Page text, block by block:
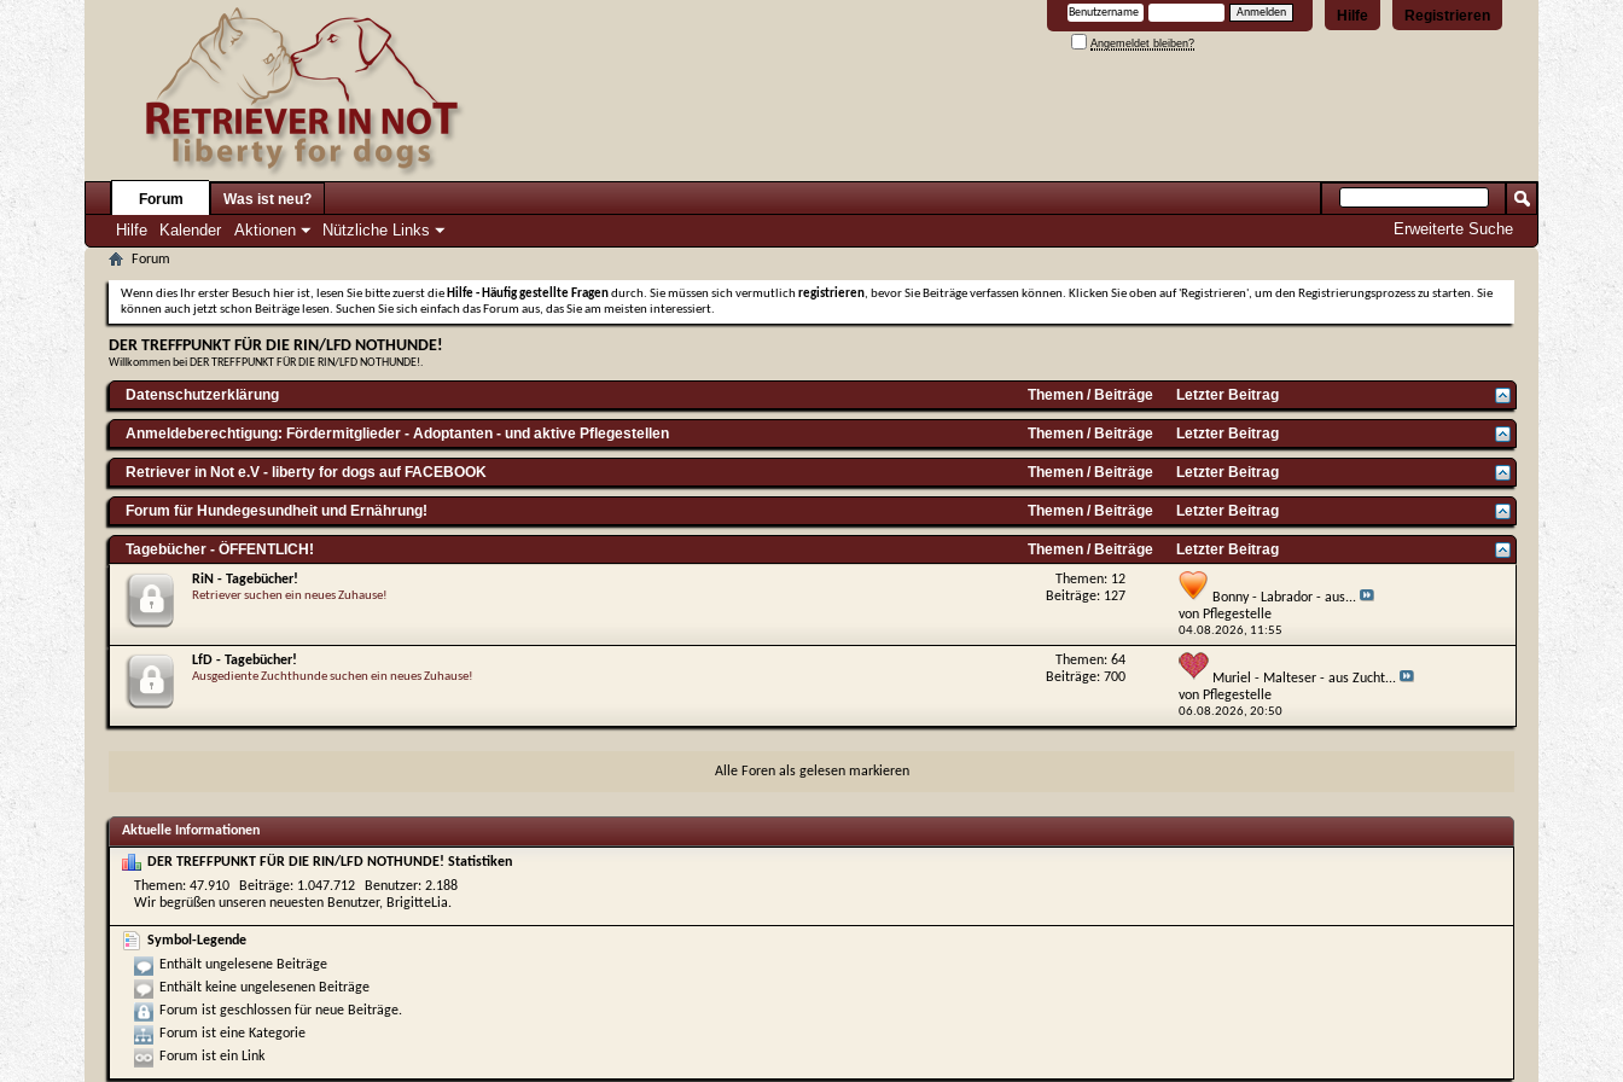
Registrieren
Hilfe
Angemeldet bleiben?
Forum
Hilfe Kalender Aktionen Nützliche Links
Was ist neu?
Erweiterte Suche
Forum
Wenn dies Ihr erster Besuch hier ist, lesen Sie bitte zuerst die Hilfe - Häufig gestellte Fragendurch. Sie müssen sich vermutlichregistrieren, bevor Sie Beiträge verfassen können. Klicken Sie oben auf 'Registrieren', um den Registrierungsprozess zu starten. Sie
können auch jetzt schon Beiträge lesen. Suchen Sie sich einfach das Forum aus, das Sie am meisten interessiert.
DER TREFFPUNKT FÜR DIE RIN/LFD NOTHUNDE!
Willkommen bei DER TREFFPUNKT FÜR DIE RIN/LFD NOTHUNDE!.
Datenschutzerklärung Themen / Beiträge Letzter Beitrag
Anmeldeberechtigung: Fördermitglieder - Adoptanten - und aktive Pflegestellen Themen / Beiträge Letzter Beitrag
Retriever in Not e.V - liberty for dogs auf FACEBOOK Themen / Beiträge Letzter Beitrag
Forum für Hundegesundheit und Ernährung! Themen / Beiträge Letzter Beitrag
Tagebücher - ÖFFENTLICH! Themen / Beiträge Letzter Beitrag
RiN - Tagebücher!
Retriever suchen ein neues Zuhause!
Themen: 12
Beiträge: 127
Bonny - Labrador - aus...
von Pflegestelle
04.08.2026, 11:55
LfD - Tagebücher!
Ausgediente Zuchthunde suchen ein neues Zuhause!
Themen: 64
Beiträge: 700
Muriel - Malteser - aus Zucht...
von Pflegestelle
06.08.2026, 20:50
Alle Foren als gelesen markieren
Aktuelle Informationen
DER TREFFPUNKT FÜR DIE RIN/LFD NOTHUNDE! Statistiken
Themen 47.910 Beiträge 1.047.712 Benutzer 2.188
Wir begrüßen unseren neuesten Benutzer, BrigitteLia.
Symbol-Legende
Enthält ungelesene Beiträge
Enthält keine ungelesenen Beiträge
Forum ist geschlossen für neue Beiträge.
Forum ist eine Kategorie
Forum ist ein Link